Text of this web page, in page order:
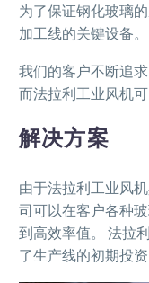
为了保证钢化玻璃
加工线的关键设备。
我们的客户不断追
而法拉利工业风机
解决方案
由于法拉利工业风
司可以在客户各种
到高效率值。 法拉
了生产线的初期投